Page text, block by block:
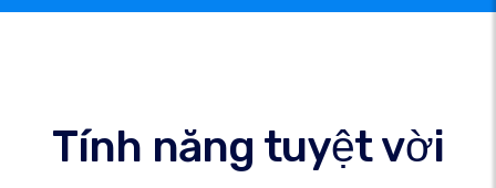
Tính năng tuyệt vời